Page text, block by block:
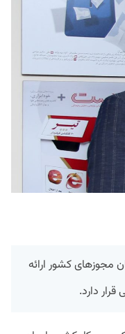
مجوزهای کشور ارائه
دارد.